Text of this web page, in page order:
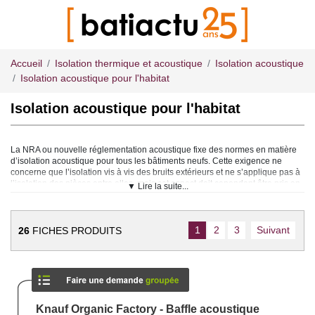
Accueil Isolation thermique et acoustique
Isolation acoustique
Isolation acoustique pour l'habitat
Isolation acoustique pour l'habitat
La NRA ou nouvelle réglementation acoustique fixe des normes en matière
d’isolation acoustique pour tous les bâtiments neufs. Cette exigence ne
concerne que l’isolation vis à vis des bruits extérieurs et ne s’applique pas à
l’isolation des pièces entre elles, mais cet aspect doit cependant être pris en
Isolation contre les bruits extérieurs
L’isolation vis à vis des bruits extérieurs dépend essentiellement de
l’environnement dans lequel se trouve l’habitation. Trafic aérien ou routier,
peuvent nécessiter une isolation spécifique.
L’isolation phonique est réalisée par l’utilisation de briques, laine de verre ou
ouvertures. Ce sont sur les fenêtres que l’effort maximal d’isolation devra être
▼ Lire la suite...
26 FICHES PRODUITS 1 2 3 Suivant
Knauf Organic Factory - Baffle acoustique